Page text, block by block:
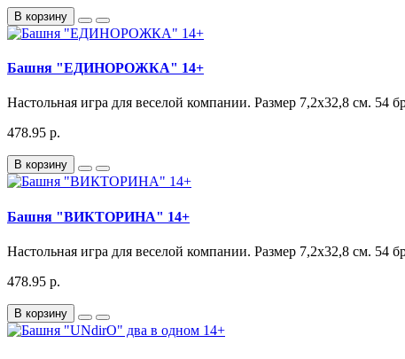
В корзину
Башня "ЕДИНОРОЖКА" 14+
Настольная игра для веселой компании. Размер 7,2х32,8 см. 54
478.95 р.
В корзину
Башня "ВИКТОРИНА" 14+
Настольная игра для веселой компании. Размер 7,2х32,8 см. 54
478.95 р.
В корзину